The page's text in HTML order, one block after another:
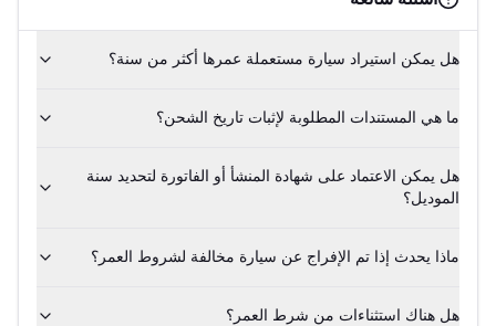
هل يمكن استيراد سيارة مستعملة عمرها أكثر من سنة؟
ما هي المستندات المطلوبة لإثبات تاريخ الشحن؟
هل يمكن الاعتماد على شهادة المنشأ أو الفاتورة لتحديد سنة
الموديل؟
ماذا يحدث إذا تم الإفراج عن سيارة مخالفة لشروط العمر؟
هل هناك استثناءات من شرط العمر؟